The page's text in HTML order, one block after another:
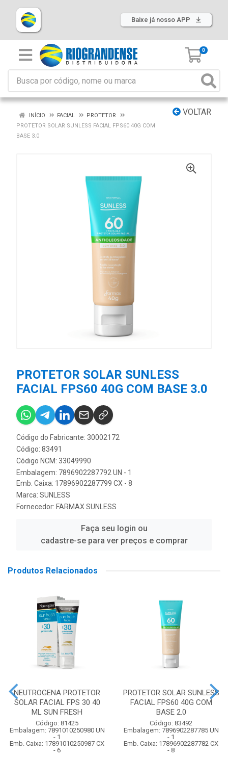
Baixe já nosso APP
0
VOLTAR
INÍCIO FACIAL
PROTETOR
PROTETOR SOLAR SUNLESS FACIAL FPS60 40G COM
BASE 3.0
PROTETOR SOLAR SUNLESS
FACIAL FPS60 40G COM BASE 3.0
Código do Fabricante: 30002172
Código: 83491
Código NCM: 33049990
Embalagem: 7896902287792 UN - 1
Emb. Caixa: 17896902287799 CX - 8
Marca: SUNLESS
Fornecedor: FARMAX SUNLESS
Faça seu login ou
cadastre-se para ver preços e comprar
Produtos Relacionados
NEUTROGENA PROTETOR
SOLAR FACIAL FPS 30 40
ML SUN FRESH
Código: 81425
Embalagem: 7891010250980 UN
- 1
Emb. Caixa: 17891010250987 CX
- 6
PROTETOR SOLAR SUNLESS
FACIAL FPS60 40G COM
BASE 2.0
Código: 83492
Embalagem: 7896902287785 UN
- 1
Emb. Caixa: 17896902287782 CX
- 8